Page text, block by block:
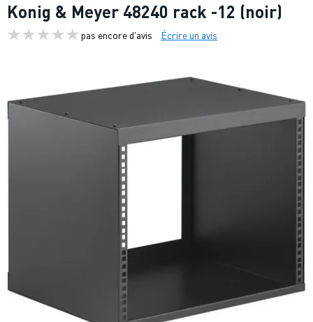
Konig & Meyer 48240 rack -12 (noir)
pas encore d'avis Écrire un avis